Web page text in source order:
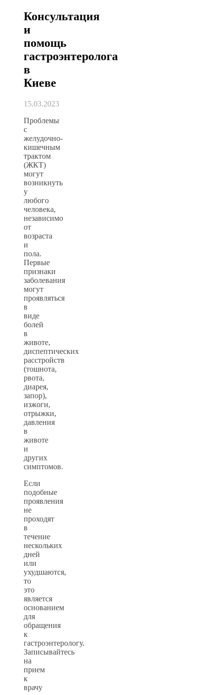
Консультация
и
помощь
гастроэнтеролога
в
Киеве
15.03.2023
Проблемы
с
желудочно-
кишечным
трактом
(ЖКТ)
могут
возникнуть
у
любого
человека,
независимо
от
возраста
и
пола.
Первые
признаки
заболевания
могут
проявляться
в
виде
болей
в
животе,
диспептических
расстройств
(тошнота,
рвота,
диарея,
запор),
изжоги,
отрыжки,
давления
в
животе
и
других
симптомов.
Если
подобные
проявления
не
проходят
в
течение
нескольких
дней
или
ухудшаются,
то
это
является
основанием
для
обращения
к
гастроэнтерологу.
Записывайтесь
на
прием
к
врачу